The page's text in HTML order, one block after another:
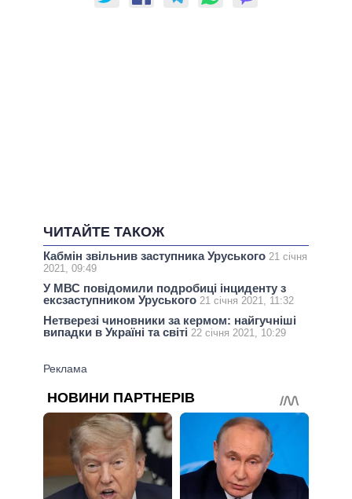
ЧИТАЙТЕ ТАКОЖ
Кабмін звільнив заступника Уруського 21 січня
2021, 09:49
У МВС повідомили подробиці інциденту з
ексзаступником Уруського 21 січня 2021, 11:32
Нетверезі чиновники за кермом: найгучніші
випадки в Україні та світі 22 січня 2021, 10:29